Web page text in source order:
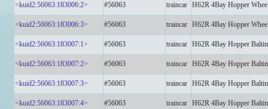
<kuid2:56063:183006:2> #56063 traincar H62R 4Bay Hopper
<kuid2:56063:183006:3> #56063 traincar H62R 4Bay Hopper
<kuid2:56063:183007:1> #56063 traincar H62R 4Bay Hopper
<kuid2:56063:183007:2> #56063 traincar H62R 4Bay Hopper
<kuid2:56063:183007:3> #56063 traincar H62R 4Bay Hopper
<kuid2:56063:183007:4> #56063 traincar H62R 4Bay Hopper